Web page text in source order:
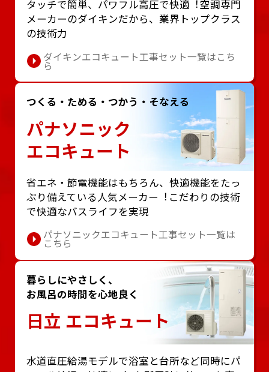
タッチで簡単、パワフル⾼圧で快適︕空調専⾨
メーカーのダイキンだから、業界トップクラス
の技術⼒
ダイキンエコキュート工事セット一覧はこち
ら
つくる・ためる・つかう・そなえる
パナソニック
エコキュート
省エネ・節電機能はもちろん、快適機能をたっ
ぷり備えている⼈気メーカー︕こだわりの技術
で快適なバスライフを実現
パナソニックエコキュート工事セット一覧は
こちら
暮らしにやさしく、
お風呂の時間を心地良く
日立 エコキュート
⽔道直圧給湯モデルで浴室と台所など同時にパ